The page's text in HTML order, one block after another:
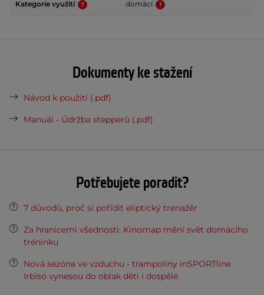
Kategorie využití domácí
Dokumenty ke stažení
Návod k použití (.pdf)
Manuál - Údržba stepperů (.pdf)
Potřebujete poradit?
7 důvodů, proč si pořídit eliptický trenažér
Za hranicemi všednosti: Kinomap mění svět domácího
tréninku
Nová sezóna ve vzduchu - trampolíny inSPORTline
Irbiso vynesou do oblak děti i dospělé